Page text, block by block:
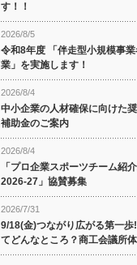
す！！
2026/8/5
令和8年度 「伴走型小規模事
業」を実施します！
2026/8/4
中小企業の人材確保に向けた
補助金のご案内
2026/8/4
「プロ企業スポーツチーム紹
2026-27」協賛募集
2026/7/31
9/18(金)つながり広がる第一歩
てどんなところ？商工会議所